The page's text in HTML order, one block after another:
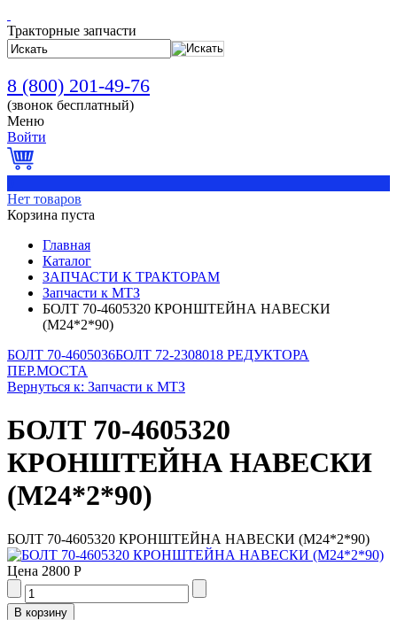
Тракторные запчасти
8 (800) 201-49-76
(звонок бесплатный)
Меню
Войти
Нет товаров
Корзина пуста
Главная
Каталог
ЗАПЧАСТИ К ТРАКТОРАМ
Запчасти к МТЗ
БОЛТ 70-4605320 КРОНШТЕЙНА НАВЕСКИ
(М24*2*90)
БОЛТ 70-4605036БОЛТ 72-2308018 РЕДУКТОРА
ПЕР.МОСТА
Вернуться к: Запчасти к МТЗ
БОЛТ 70-4605320
КРОНШТЕЙНА НАВЕСКИ
(М24*2*90)
БОЛТ 70-4605320 КРОНШТЕЙНА НАВЕСКИ (М24*2*90)
Цена 2800 Р